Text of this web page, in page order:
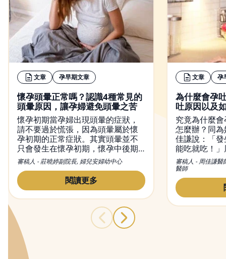
文章 孕早期文章
懷孕頭暈正常嗎？認識4種常見的
頭暈原因，讓孕婦避免頭暈之苦
懷孕初期當孕婦出現頭暈的症狀，
請不要過於慌張，因為頭暈屬於懷
孕初期的正常症狀。其實頭暈並不
只會發生在懷孕初期，懷孕中後期
也有可能出現頭暈現象。然而，造
成懷孕頭暈的原因有很多種，從懷
孕初期到晚期都有可能出現頭暈的
症狀，而改善頭暈的方法也不盡相
同，本文不僅會介紹頭暈的原因，
同時也會提供緩解懷孕頭暈的方
審稿人 - 莊曉婷副院長, 婦兒安婦幼中心
閱讀更多
文章 孕
為什麼會孕
吐原因以及
究竟為什麼
怎麼辦？同
佳謙說：「
能吃就吃！
初期孕吐經
和容易引起
量多餐的進
胃酸，舒緩
審稿人 - 周佳謙醫
醫師